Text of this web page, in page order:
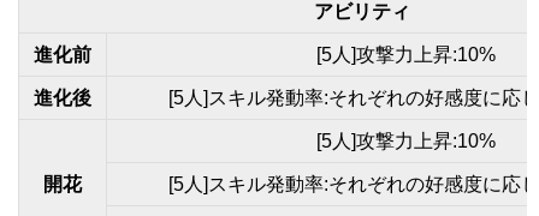
アビリティ
進化前 [5人]攻撃力上昇:10%
進化後 [5人]スキル発動率:それぞれの好感度に応
開花
[5人]攻撃力上昇:10%
[5人]スキル発動率:それぞれの好感度に応